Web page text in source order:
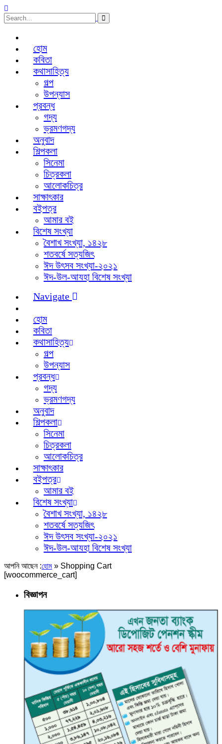
হোম
কবিতা
কথাসাহিত্য
গল্প
উপন্যাস
প্রবন্ধ
গদ্য
ভ্রমণগদ্য
অনুবাদ
শিল্পকলা
সিনেমা
চিত্রকলা
আলোকচিত্র
সাক্ষাৎকার
বইপত্র
আমার বই
বিশেষ সংখ্যা
বৈশাখ সংখ্যা, ১৪২৮
শতবর্ষে সত্যজিৎ
ঈদ উৎসব সংখ্যা-২০২১
ঈদ-উল-আযহা বিশেষ সংখ্যা
Navigate
হোম
কবিতা
কথাসাহিত্য
গল্প
উপন্যাস
প্রবন্ধ
গদ্য
ভ্রমণগদ্য
অনুবাদ
শিল্পকলা
সিনেমা
চিত্রকলা
আলোকচিত্র
সাক্ষাৎকার
বইপত্র
আমার বই
বিশেষ সংখ্যা
বৈশাখ সংখ্যা, ১৪২৮
শতবর্ষে সত্যজিৎ
ঈদ উৎসব সংখ্যা-২০২১
ঈদ-উল-আযহা বিশেষ সংখ্যা
আপনি আছেন :হোম » Shopping Cart
[woocommerce_cart]
বিজ্ঞাপন